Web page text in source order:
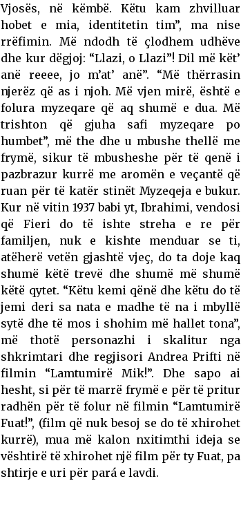
Vjosës, në këmbë. Këtu kam zhvilluar
hobet e mia, identitetin tim”, ma nise
rrëfimin. Më ndodh të çlodhem udhëve
dhe kur dëgjoj: “Llazi, o Llazi”! Dil më kët’
anë reeee, jo m’at’ anë”. “Më thërrasin
njerëz që as i njoh. Më vjen mirë, është e
folura myzeqare që aq shumë e dua. Më
trishton që gjuha safi myzeqare po
humbet”, më the dhe u mbushe thellë me
frymë, sikur të mbusheshe për të qenë i
pazbrazur kurrë me aromën e veçantë që
ruan për të katër stinët Myzeqeja e bukur.
Kur në vitin 1937 babi yt, Ibrahimi, vendosi
që Fieri do të ishte streha e re për
familjen, nuk e kishte menduar se ti,
atëherë vetën gjashtë vjeç, do ta doje kaq
shumë këtë trevë dhe shumë më shumë
këtë qytet. “Këtu kemi qënë dhe këtu do të
jemi deri sa nata e madhe të na i mbyllë
sytë dhe të mos i shohim më hallet tona”,
më thotë personazhi i skalitur nga
shkrimtari dhe regjisori Andrea Prifti në
filmin “Lamtumirë Mik!”. Dhe sapo ai
hesht, si për të marrë frymë e për të pritur
radhën për të folur në filmin “Lamtumirë
Fuat!”, (film që nuk besoj se do të xhirohet
kurrë), mua më kalon nxitimthi ideja se
vështirë të xhirohet një film për ty Fuat, pa
shtirje e uri për pará e lavdi.